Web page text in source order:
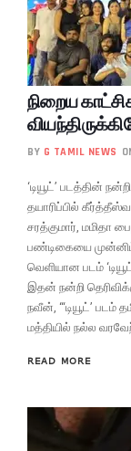
நிறைய
BY G TAMIL NEWS
‘டியூட்’ படத்தின்
தயாரிப்பில்
சரத்குமார், மமிதா
பண்டிகையை
வெளியான படம்
இதன் நன்றி
நவீன், “‘டியூட்’ படம்
மத்தியில் நல்ல
READ MORE